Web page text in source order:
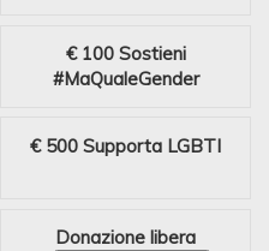
€ 100 Sostieni
#MaQualeGender
€ 500 Supporta LGBTI
Donazione libera